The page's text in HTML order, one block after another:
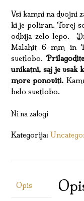
Vsi kamni na dvojni
ki je poliran. Torej
odbija zelo lepo.
Malahit 6 mm in
svetlobo.
unikatni, saj je vsak
more ponoviti.
belo svetlobo.
Ni na zalogi
Kategorija:
Opis